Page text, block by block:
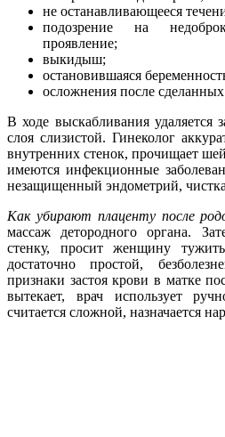
не останавливающееся
подозрение на
проявление;
выкидыш;
остановившаяся
осложнения после сделанных
В ходе выскабливания удаляется
слоя слизистой. Гинеколог
внутренних стенок, прочищает
имеются инфекционные
незащищенный эндометрий,
Как убирают плаценту после
массаж детородного органа.
стенку, просит женщину
достаточно простой,
признаки застоя крови в матке
вытекает, врач использует
считается сложной, назначается